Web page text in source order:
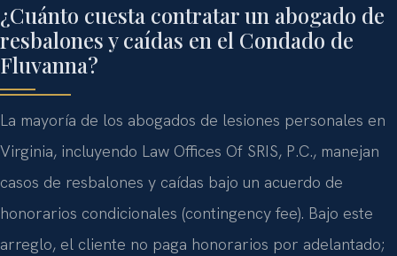
¿Cuánto cuesta contratar un abogado de
resbalones y caídas en el Condado de
Fluvanna?
La mayoría de los abogados de lesiones personales en
Virginia, incluyendo Law Offices Of SRIS, P.C., manejan
casos de resbalones y caídas bajo un acuerdo de
honorarios condicionales (contingency fee). Bajo este
arreglo, el cliente no paga honorarios por adelantado;